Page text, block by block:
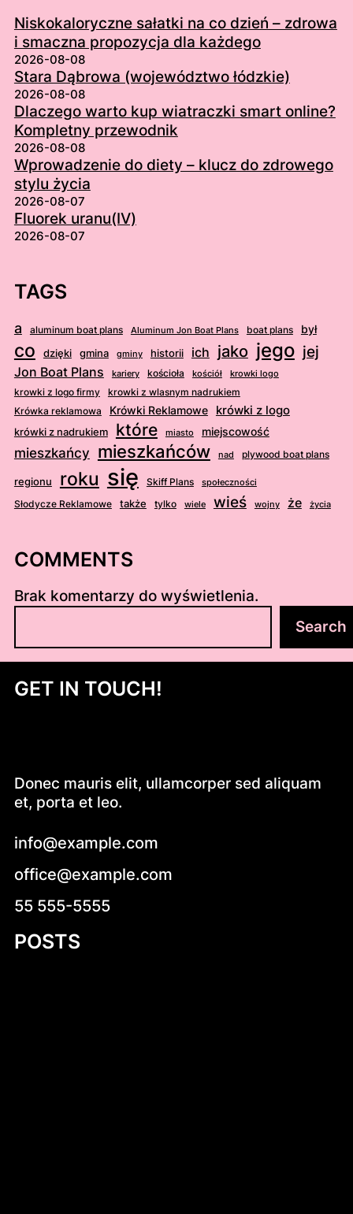
Niskokaloryczne sałatki na co dzień – zdrowa
i smaczna propozycja dla każdego
2026-08-08
Stara Dąbrowa (województwo łódzkie)
2026-08-08
Dlaczego warto kup wiatraczki smart online?
Kompletny przewodnik
2026-08-08
Wprowadzenie do diety – klucz do zdrowego
stylu życia
2026-08-07
Fluorek uranu(IV)
2026-08-07
TAGS
a aluminum boat plans Aluminum Jon Boat Plans boat plans był
co dzięki gmina gminy historii ich jako jego jej
Jon Boat Plans kariery kościoła kościół krowki logo
krowki z logo firmy
krowki z wlasnym nadrukiem
Krówka reklamowa
Krówki Reklamowe krówki z logo
krówki z nadrukiem które miasto miejscowość
mieszkańcy mieszkańców nad plywood boat plans
regionu roku się Skiff Plans społeczności
Słodycze Reklamowe także tylko wiele wieś wojny że życia
COMMENTS
Brak komentarzy do wyświetlenia.
u
a
Search
GET IN TOUCH!
Donec mauris elit, ullamcorper sed aliquam
et, porta et leo.
info@example.com
office@example.com
55 555-5555
POSTS